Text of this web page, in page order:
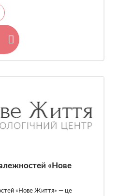
«Нове
«Нове Життя» — це